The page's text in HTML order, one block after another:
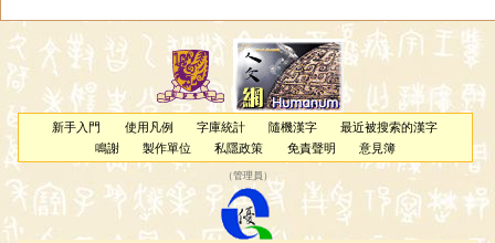
新手入門 使用凡例 字庫統計 隨機漢字
最近被搜索的漢字
鳴謝
製作單位 私隱政策 免責聲明 意見簿
（管理員 ）